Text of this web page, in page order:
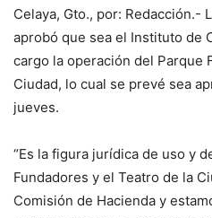
Celaya, Gto., por: Redacción.-
aprobó que sea el Instituto de
cargo la operación del Parque
Ciudad, lo cual se prevé sea
jueves.
“Es la figura jurídica de uso y
Fundadores y el Teatro de la
Comisión de Hacienda y